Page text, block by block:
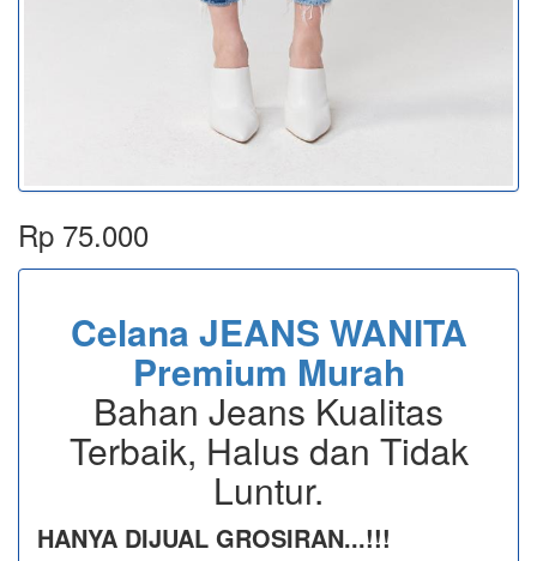
Rp 75.000
Celana JEANS WANITA
Premium Murah
Bahan Jeans Kualitas
Terbaik, Halus dan Tidak
Luntur.
HANYA DIJUAL GROSIRAN...!!!